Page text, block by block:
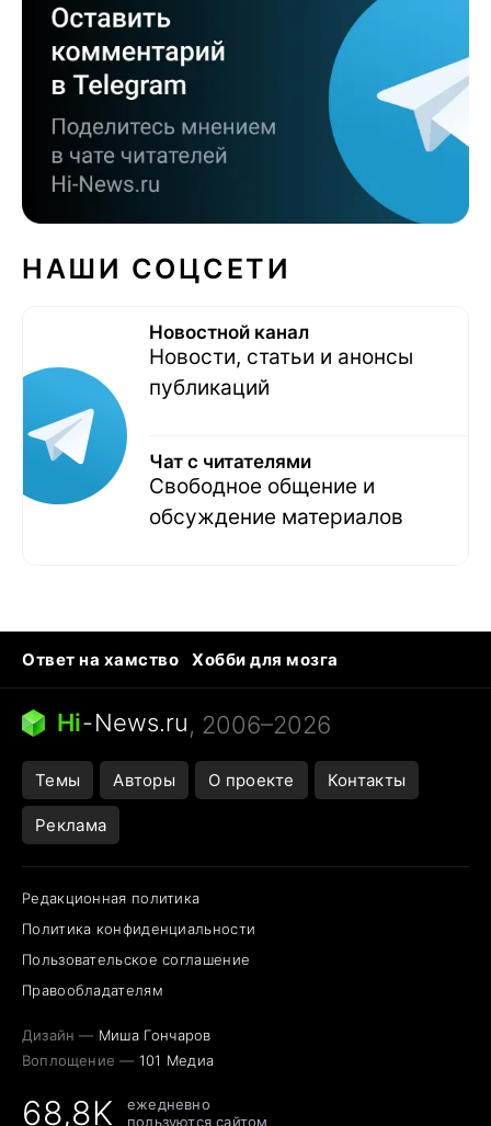
НАШИ СОЦСЕТИ
Новостной канал
Новости, статьи и анонсы
публикаций
Чат с читателями
Свободное общение и
обсуждение материалов
Ответ на хамство
Хобби для мозга
Бензин 100 и 95
Тунцы в океанариуме
Следующая пандемия
Hi-News.ru, 2006–2026
Темы Авторы О проекте Контакты
Реклама
Редакционная политика
Политика конфиденциальности
Пользовательское соглашение
Правообладателям
Дизайн — Миша Гончаров
Воплощение — 101 Медиа
68,8K
ежедневно
пользуются сайтом